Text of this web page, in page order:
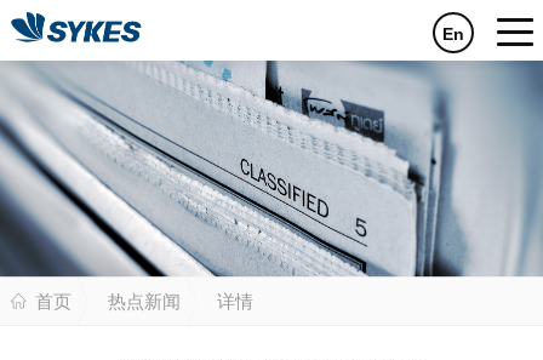
En
首页 热点新闻 详情